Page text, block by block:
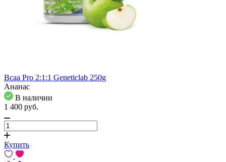
Bcaa Pro 2:1:1 Geneticlab 250g
Ананас
В наличии
1 400 pуб.
Купить